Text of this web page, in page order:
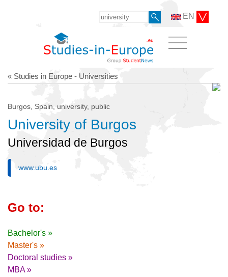
EN
« Studies in Europe - Universities
Burgos, Spain, university, public
University of Burgos
Universidad de Burgos
www.ubu.es
Go to:
Bachelor's »
Master's »
Doctoral studies »
MBA »